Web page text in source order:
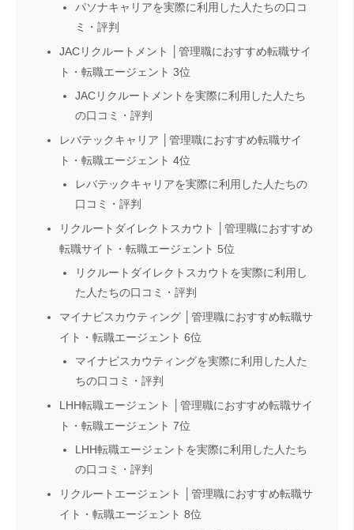
パソナキャリアを実際に利用した人たちの口コ
ミ・評判
JACリクルートメント │管理職におすすめ転職サイ
ト・転職エージェント 3位
JACリクルートメントを実際に利用した人たち
の口コミ・評判
レバテックキャリア │管理職におすすめ転職サイ
ト・転職エージェント 4位
レバテックキャリアを実際に利用した人たちの
口コミ・評判
リクルートダイレクトスカウト │管理職におすすめ
転職サイト・転職エージェント 5位
リクルートダイレクトスカウトを実際に利用し
た人たちの口コミ・評判
マイナビスカウティング │管理職におすすめ転職サ
イト・転職エージェント 6位
マイナビスカウティングを実際に利用した人た
ちの口コミ・評判
LHH転職エージェント │管理職におすすめ転職サイ
ト・転職エージェント 7位
LHH転職エージェントを実際に利用した人たち
の口コミ・評判
リクルートエージェント │管理職におすすめ転職サ
イト・転職エージェント 8位